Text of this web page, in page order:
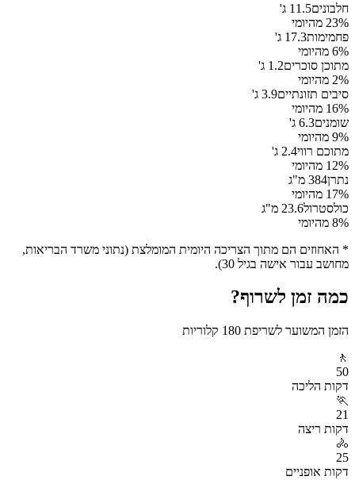
חלבונים11.5 ג'
23% מהיומי
פחמימות17.3 ג'
6% מהיומי
מתוכן סוכרים1.2 ג'
2% מהיומי
סיבים תזונתיים3.9 ג'
16% מהיומי
שומנים6.3 ג'
9% מהיומי
מתוכם רווי2.4 ג'
12% מהיומי
נתרן384 מ"ג
17% מהיומי
כולסטרול23.6 מ"ג
8% מהיומי
* האחוזים הם מתוך הצריכה היומית המומלצת (נתוני משרד הבריאות,
מחושב עבור אישה בגיל 30).
כמה זמן לשרוף?
הזמן המשוער לשריפת 180 קלוריות
🚶
50
דקות הליכה
🏃
21
דקות ריצה
🚴
25
דקות אופניים